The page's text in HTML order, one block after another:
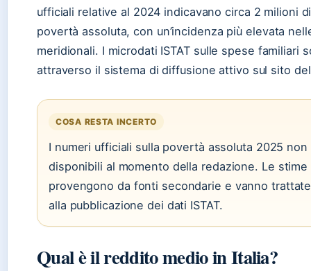
ufficiali relative al 2024 indicavano circa 2 milioni
povertà assoluta, con un’incidenza più elevata
meridionali. I microdati ISTAT sulle spese familiari
attraverso il sistema di diffusione attivo sul sito
COSA RESTA INCERTO
I numeri ufficiali sulla povertà assoluta 2025
disponibili al momento della redazione. Le
provengono da fonti secondarie e vanno
alla pubblicazione dei dati ISTAT.
Qual è il reddito medio in Italia?